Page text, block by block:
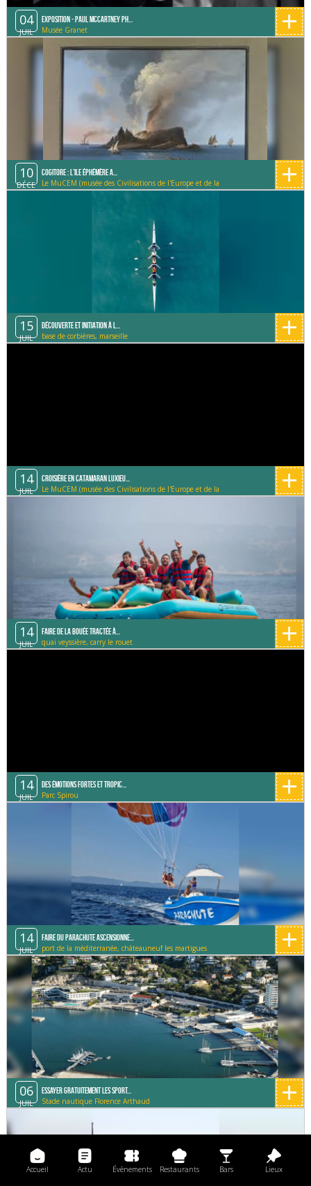
04
JUIL
Exposition - Paul McCartney Ph...
Musée Granet +
10
DÉCE
Cogitore : L'ile éphémère a...
Le MuCEM (musée des Civilisations de l'Europe et de la
+
15
JUIL
Découverte et initiation à l...
base de corbières, marseille +
14
JUIL
Croisière en catamaran Luxieu...
Le MuCEM (musée des Civilisations de l'Europe et de la
+
14
JUIL
Faire de la bouée tractée à...
quai veyssière, carry le rouet +
14
JUIL
Des émotions fortes et tropic...
Parc Spirou +
14
JUIL
Faire du parachute ascensionne...
port de la méditerranée, châteauneuf les martigues +
06
JUIL
Essayer gratuitement les sport...
Stade nautique Florence Arthaud +
Accueil Actu Évènements Restaurants Bars Lieux